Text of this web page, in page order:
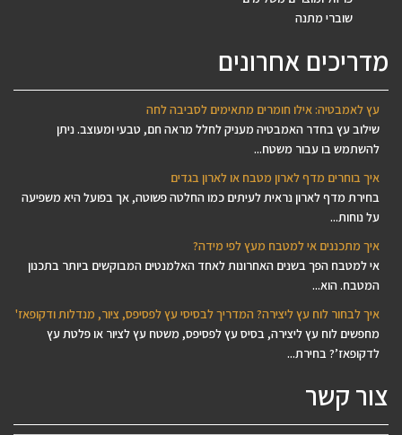
שוברי מתנה
מדריכים אחרונים
עץ לאמבטיה: אילו חומרים מתאימים לסביבה לחה
שילוב עץ בחדר האמבטיה מעניק לחלל מראה חם, טבעי ומעוצב. ניתן
להשתמש בו עבור משטח...
איך בוחרים מדף לארון מטבח או לארון בגדים
בחירת מדף לארון נראית לעיתים כמו החלטה פשוטה, אך בפועל היא משפיעה
על נוחות...
איך מתכננים אי למטבח מעץ לפי מידה?
אי למטבח הפך בשנים האחרונות לאחד האלמנטים המבוקשים ביותר בתכנון
המטבח. הוא...
איך לבחור לוח עץ ליצירה? המדריך לבסיסי עץ לפסיפס, ציור, מנדלות ודקופאז'
מחפשים לוח עץ ליצירה, בסיס עץ לפסיפס, משטח עץ לציור או פלטת עץ
לדקופאז’? בחירת...
צור קשר